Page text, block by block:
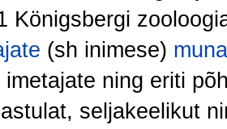
Königsbergi
(sh inimese)
imetajate ning eriti
seljakeelikut